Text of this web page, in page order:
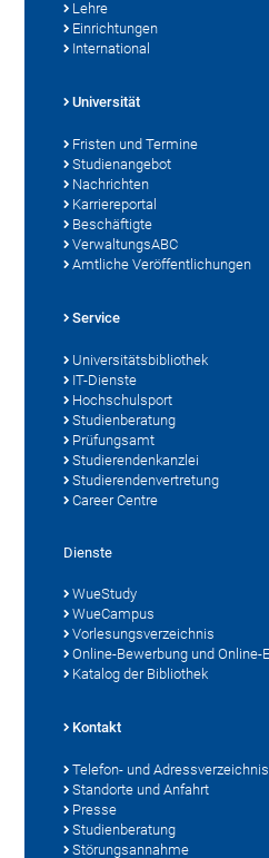
Lehre
Einrichtungen
International
Universität
Fristen und Termine
Studienangebot
Nachrichten
Karriereportal
Beschäftigte
VerwaltungsABC
Amtliche Veröffentlichungen
Service
Universitätsbibliothek
IT-Dienste
Hochschulsport
Studienberatung
Prüfungsamt
Studierendenkanzlei
Studierendenvertretung
Career Centre
Dienste
WueStudy
WueCampus
Vorlesungsverzeichnis
Online-Bewerbung und Online-
Katalog der Bibliothek
Kontakt
Telefon- und Adressverzeichnis
Standorte und Anfahrt
Presse
Studienberatung
Störungsannahme